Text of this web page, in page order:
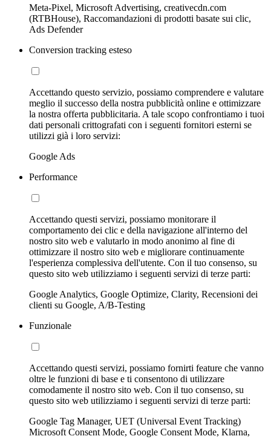
Meta-Pixel, Microsoft Advertising, creativecdn.com
(RTBHouse), Raccomandazioni di prodotti basate sui clic,
Ads Defender
Conversion tracking esteso
Accettando questo servizio, possiamo comprendere e valutare
meglio il successo della nostra pubblicità online e ottimizzare
la nostra offerta pubblicitaria. A tale scopo confrontiamo i tuoi
dati personali crittografati con i seguenti fornitori esterni se
utilizzi già i loro servizi:
Google Ads
Performance
Accettando questi servizi, possiamo monitorare il
comportamento dei clic e della navigazione all'interno del
nostro sito web e valutarlo in modo anonimo al fine di
ottimizzare il nostro sito web e migliorare continuamente
l'esperienza complessiva dell'utente. Con il tuo consenso, su
questo sito web utilizziamo i seguenti servizi di terze parti:
Google Analytics, Google Optimize, Clarity, Recensioni dei
clienti su Google, A/B-Testing
Funzionale
Accettando questi servizi, possiamo fornirti feature che vanno
oltre le funzioni di base e ti consentono di utilizzare
comodamente il nostro sito web. Con il tuo consenso, su
questo sito web utilizziamo i seguenti servizi di terze parti:
Google Tag Manager, UET (Universal Event Tracking)
Microsoft Consent Mode, Google Consent Mode, Klarna,